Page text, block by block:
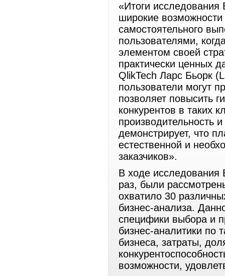
«Итоги исследования
широкие
самостоятельного
пользователями,
элементом своей
практически ценных
QlikTech Ларс Бьорк
пользователи могут
позволяет повысить
конкурентов в таких
производительность
демонстрирует, что
естественной и
заказчиков».
В ходе исследования
раз, были
охватило 30
бизнес-анализа.
специфики выбора и
бизнес-аналитики по
бизнеса, затраты,
возможности,